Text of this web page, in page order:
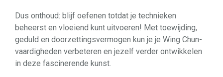
Dus onthoud: blijf oefenen totdat je technieken
beheerst en vloeiend kunt uitvoeren! Met toewijding,
geduld en doorzettingsvermogen kun je je Wing Chun-
vaardigheden verbeteren en jezelf verder ontwikkelen
in deze fascinerende kunst.